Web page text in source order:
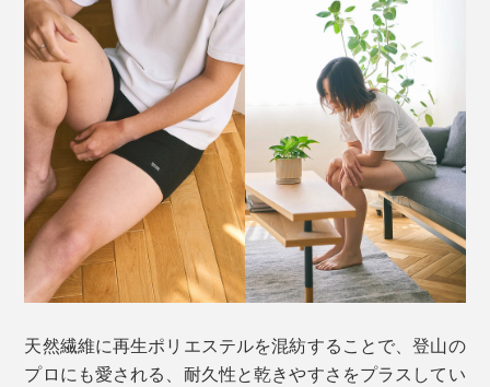
天然繊維に再生ポリエステルを混紡することで、登山の
プロにも愛される、耐久性と乾きやすさをプラスしてい